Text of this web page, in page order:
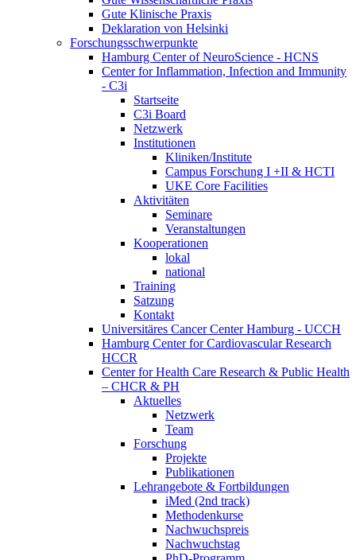
Gute Klinische Praxis
Deklaration von Helsinki
Forschungsschwerpunkte
Hamburg Center of NeuroScience - HCNS
Center for Inflammation, Infection and Immunity
- C3i
Startseite
C3i Board
Netzwerk
Institutionen
Kliniken/Institute
Campus Forschung I +II & HCTI
UKE Core Facilities
Aktivitäten
Seminare
Veranstaltungen
Kooperationen
lokal
national
Training
Satzung
Kontakt
Universitäres Cancer Center Hamburg - UCCH
Hamburg Center for Cardiovascular Research
HCCR
Center for Health Care Research & Public Health
– CHCR & PH
Aktuelles
Netzwerk
Team
Forschung
Projekte
Publikationen
Lehrangebote & Fortbildungen
iMed (2nd track)
Methodenkurse
Nachwuchspreis
Nachwuchstag